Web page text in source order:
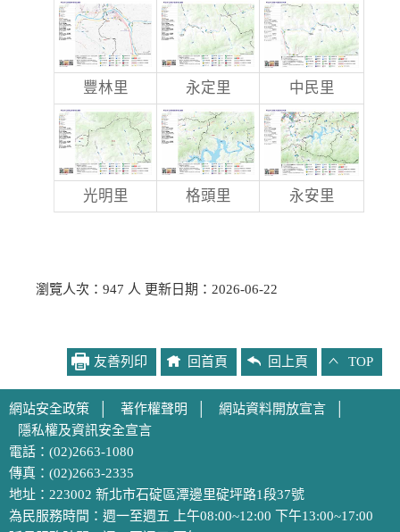
豐林里 永定里 中民里
光明里 格頭里 永安里
瀏覽人次：947 人 更新日期：2026-06-22
友善列印 回首頁 回上頁 TOP
網站安全政策 著作權聲明 網站資料開放宣言
隱私權及資訊安全宣言
電話：(02)2663-1080
傳真：(02)2663-2335
地址：223002 新北市石碇區潭邊里碇坪路1段37號
為民服務時間：週一至週五 上午08:00~12:00 下午13:00~17:00